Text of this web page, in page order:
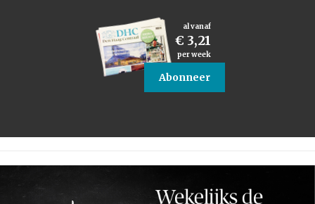
al vanaf
€ 3,21
per week
Abonneer